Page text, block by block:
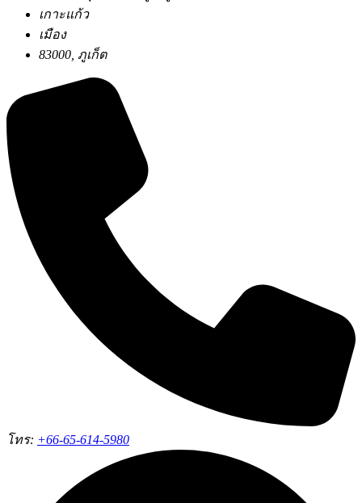
เกาะแก้ว
เมือง
83000, ภูเก็ต
โทร: +66-65-614-5980